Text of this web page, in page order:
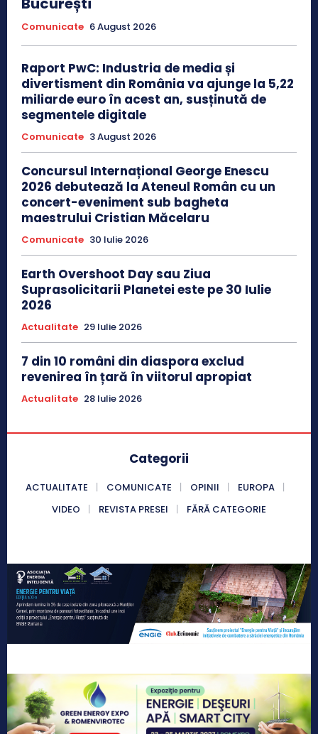
Comunicate 6 August 2026
Raport PwC: Industria de media și
divertisment din România va ajunge la 5,22
miliarde euro în acest an, susținută de
segmentele digitale
Comunicate 3 August 2026
Concursul Internațional George Enescu
2026 debutează la Ateneul Român cu un
concert-eveniment sub bagheta
maestrului Cristian Măcelaru
Comunicate 30 Iulie 2026
Earth Overshoot Day sau Ziua
Suprasolicitarii Planetei este pe 30 Iulie
2026
Actualitate 29 Iulie 2026
7 din 10 români din diaspora exclud
revenirea în țară în viitorul apropiat
Actualitate 28 Iulie 2026
Categorii
ACTUALITATE COMUNICATE OPINII
EUROPA
VIDEO
REVISTA PRESEI FĂRĂ CATEGORIE